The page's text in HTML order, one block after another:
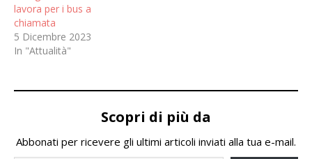
lavora per i bus a
chiamata
5 Dicembre 2023
In "Attualità"
Scopri di più da
Abbonati per ricevere gli ultimi articoli inviati alla tua e-mail.